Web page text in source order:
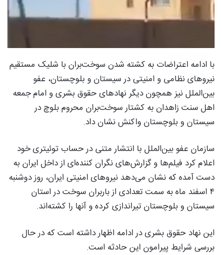
با ادامه اعتراضات به کشته شدن سوخت‌بران با شلیک مستقیم
نیروهای نظامی و امنیتی در سیستان و بلوچستان، عفو
بین‌الملل نیز همچون دیگر نهادهای حقوق بشری و امام جمعه
اهل سنت زاهدان به کشتار سوخت‌بران محروم بلوچ در
سیستان و بلوچستان واکنش نشان داد.
سازمان عفو بین‌الملل با انتشار متنی در حساب توئیتری خود
اعلام کرد فیلم‌ها و گزارش‌های نگران کننده‌ای از داخل ایران به
دست آمده که نشان می‌دهد نیروهای امنیتی ایران، روز دوشنبه
۴ اسفند ماه به سمت تعدادی از باربران سوخت در استان
سیستان و بلوچستان تیراندازی کرده و آنها را کشته‌اند.
این نهاد حقوق بشری در ادامه اظهار داشته است که در حال
بررسی شرایط پیرامون این حادثه است.